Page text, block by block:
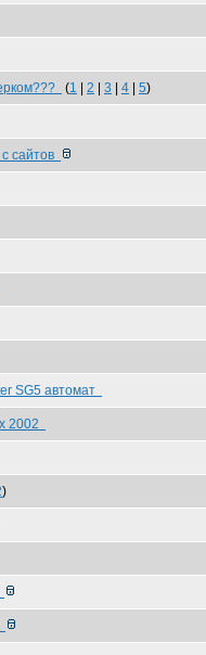
(1 2 3 4 5)
сайтов
SG5 автомат
2002
)